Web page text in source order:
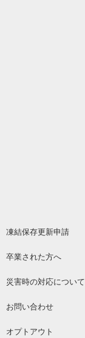
凍結保存更新申請
卒業された方へ
災害時の対応について
お問い合わせ
オプトアウト